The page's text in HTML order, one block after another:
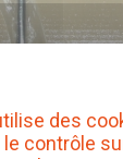
(LEVIER
des
contrôle